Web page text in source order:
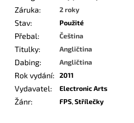
Záruka: 2 roky
Stav: Použité
Přebal: Čeština
Titulky: Angličtina
Dabing: Angličtina
Rok vydání: 2011
Vydavatel: Electronic Arts
Žánr: FPS,Střílečky